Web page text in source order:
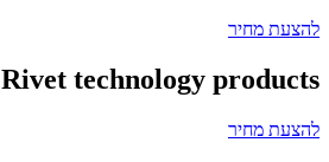
להצעת מחיר
Rivet technology products
להצעת מחיר